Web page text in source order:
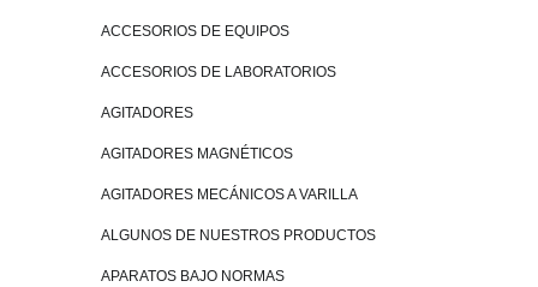
ACCESORIOS DE EQUIPOS
ACCESORIOS DE LABORATORIOS
AGITADORES
AGITADORES MAGNÉTICOS
AGITADORES MECÁNICOS A VARILLA
ALGUNOS DE NUESTROS PRODUCTOS
APARATOS BAJO NORMAS